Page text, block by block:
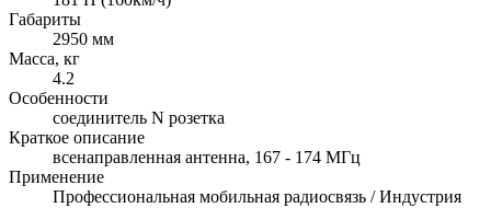
Габариты
2950 мм
Масса, кг
4.2
Особенности
соединитель N розетка
Краткое описание
всенаправленная антенна, 167 - 174 МГц
Применение
Профессиональная мобильная радиосвязь / Индустрия